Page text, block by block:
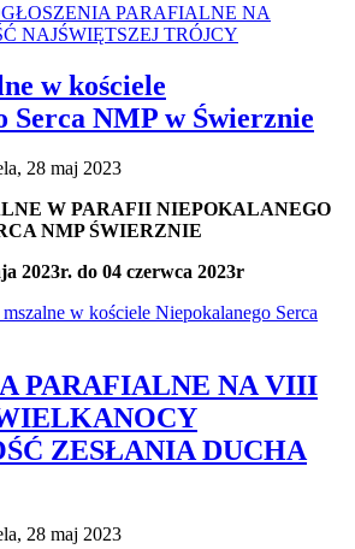
PARAFIALNE NA
NAJŚWIĘTSZEJ TRÓJCY
w kościele
Serca NMP w Świerznie
28 maj 2023
W PARAFII NIEPOKALANEGO
NMP ŚWIERZNIE
2023r. do 04 czerwca 2023r
w kościele Niepokalanego Serca
PARAFIALNE NA VIII
ZESŁANIA DUCHA
28 maj 2023